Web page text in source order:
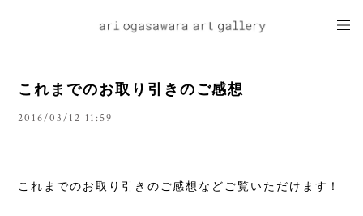
これまでのお取り引きのご感想
2016/03/12 11:59
これまでのお取り引きのご感想などご覧いただけます！